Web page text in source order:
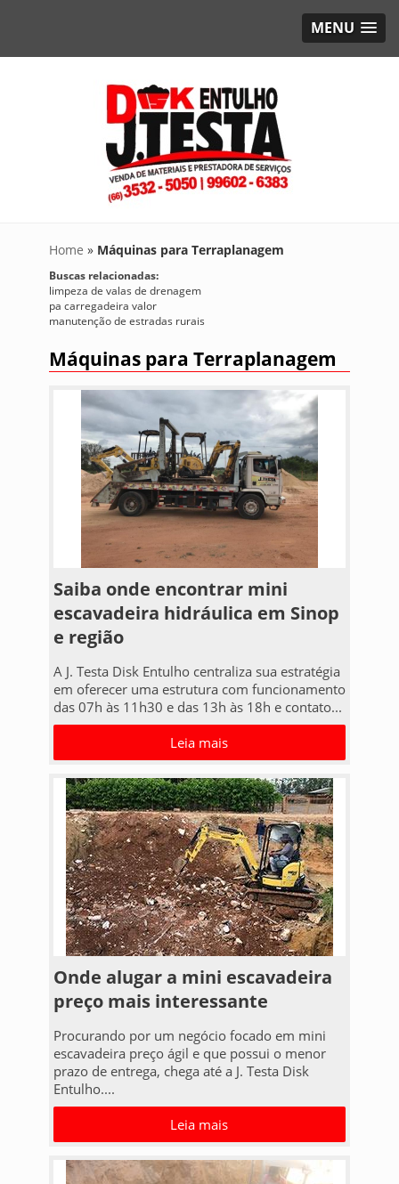
MENU
Home » Máquinas para Terraplanagem
Buscas relacionadas:
limpeza de valas de drenagem
pa carregadeira valor
manutenção de estradas rurais
Máquinas para Terraplanagem
Saiba onde encontrar mini
escavadeira hidráulica em Sinop
e região
A J. Testa Disk Entulho centraliza sua estratégia
em oferecer uma estrutura com funcionamento
das 07h às 11h30 e das 13h às 18h e contato...
Leia mais
Onde alugar a mini escavadeira
preço mais interessante
Procurando por um negócio focado em mini
escavadeira preço ágil e que possui o menor
prazo de entrega, chega até a J. Testa Disk
Entulho....
Leia mais